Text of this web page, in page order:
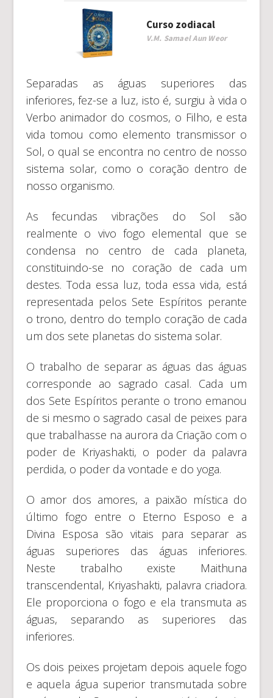
Curso zodiacal
V.M. Samael Aun Weor
Separadas as águas superiores das
inferiores, fez-se a luz, isto é, surgiu à vida o
Verbo animador do cosmos, o Filho, e esta
vida tomou como elemento transmissor o
Sol, o qual se encontra no centro de nosso
sistema solar, como o coração dentro de
nosso organismo.
As fecundas vibrações do Sol são
realmente o vivo fogo elemental que se
condensa no centro de cada planeta,
constituindo-se no coração de cada um
destes. Toda essa luz, toda essa vida, está
representada pelos Sete Espíritos perante
o trono, dentro do templo coração de cada
um dos sete planetas do sistema solar.
O trabalho de separar as águas das águas
corresponde ao sagrado casal. Cada um
dos Sete Espíritos perante o trono emanou
de si mesmo o sagrado casal de peixes para
que trabalhasse na aurora da Criação com o
poder de Kriyashakti, o poder da palavra
perdida, o poder da vontade e do yoga.
O amor dos amores, a paixão mística do
último fogo entre o Eterno Esposo e a
Divina Esposa são vitais para separar as
águas superiores das águas inferiores.
Neste trabalho existe Maithuna
transcendental, Kriyashakti, palavra criadora.
Ele proporciona o fogo e ela transmuta as
águas, separando as superiores das
inferiores.
Os dois peixes projetam depois aquele fogo
e aquela água superior transmutada sobre